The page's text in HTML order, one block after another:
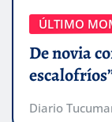
ÚLTIMO
De novia
Diario